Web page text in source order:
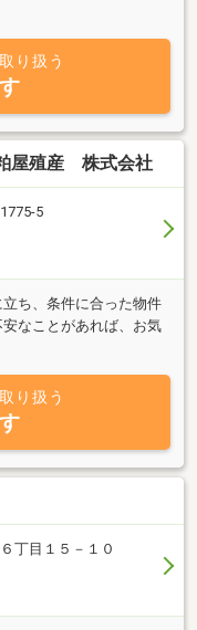
り扱う
屋殖産 株式会社
5
ち、条件に合った物件
なことがあれば、お気
り扱う
丁目１５－１０